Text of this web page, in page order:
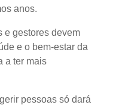
anos.
e gestores devem
e o bem-estar da
a ter mais
pessoas só dará